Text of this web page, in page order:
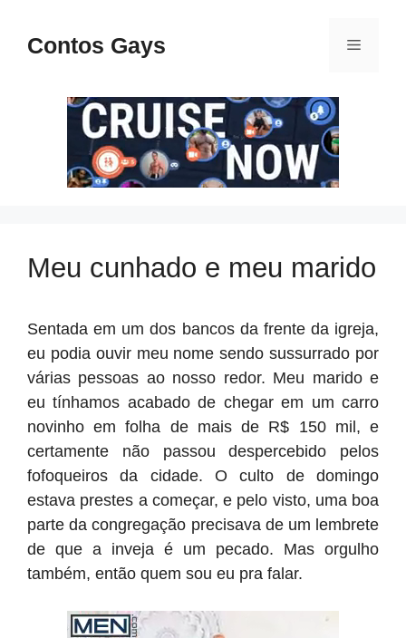
paraContos Gays Menu
Meu cunhado e meu marido
Sentada em um dos bancos da frente da igreja,
eu podia ouvir meu nome sendo sussurrado por
várias pessoas ao nosso redor. Meu marido e
eu tínhamos acabado de chegar em um carro
novinho em folha de mais de R$ 150 mil, e
certamente não passou despercebido pelos
fofoqueiros da cidade. O culto de domingo
estava prestes a começar, e pelo visto, uma boa
parte da congregação precisava de um lembrete
de que a inveja é um pecado. Mas orgulho
também, então quem sou eu pra falar.